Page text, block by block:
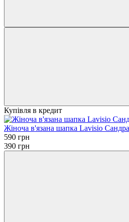
Купівля в кредит
Жіноча в'язана шапка Lavisio
590 грн
390 грн